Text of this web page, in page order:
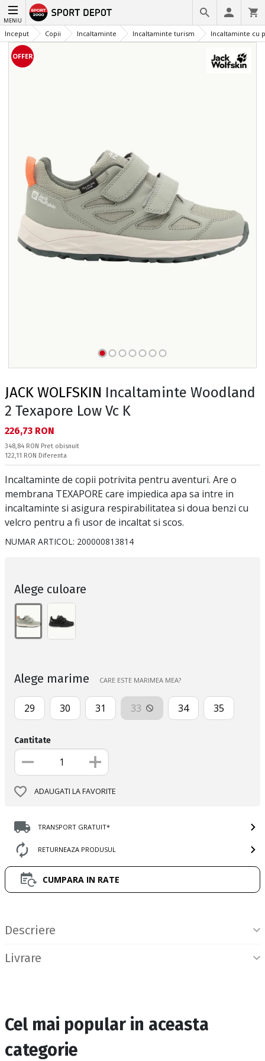
MENIU
Inceput Copii Incaltaminte Incaltaminte turism Incaltaminte cu
OFFER
JACK WOLFSKIN Incaltaminte Woodland
2 Texapore Low Vc K
Текуща цена:
226,73 RON
Pret obisnuit:
348,84 RON Pret obisnuit
Спестявате:
122,11 RON Diferenta
Incaltaminte de copii potrivita pentru aventuri. Are o
membrana TEXAPORE care impiedica apa sa intre in
incaltaminte si asigura respirabilitatea si doua benzi cu
velcro pentru a fi usor de incaltat si scos.
NUMAR ARTICOL: 200000813814
Alege culoare
Alege marime CARE ESTE MARIMEA MEA?
29 30 31 33 34 35
Cantitate
ADAUGATI LA FAVORITE
TRANSPORT GRATUIT*
RETURNEAZA PRODUSUL
CUMPARA IN RATE
Descriere
Livrare
Cel mai popular in aceasta
categorie